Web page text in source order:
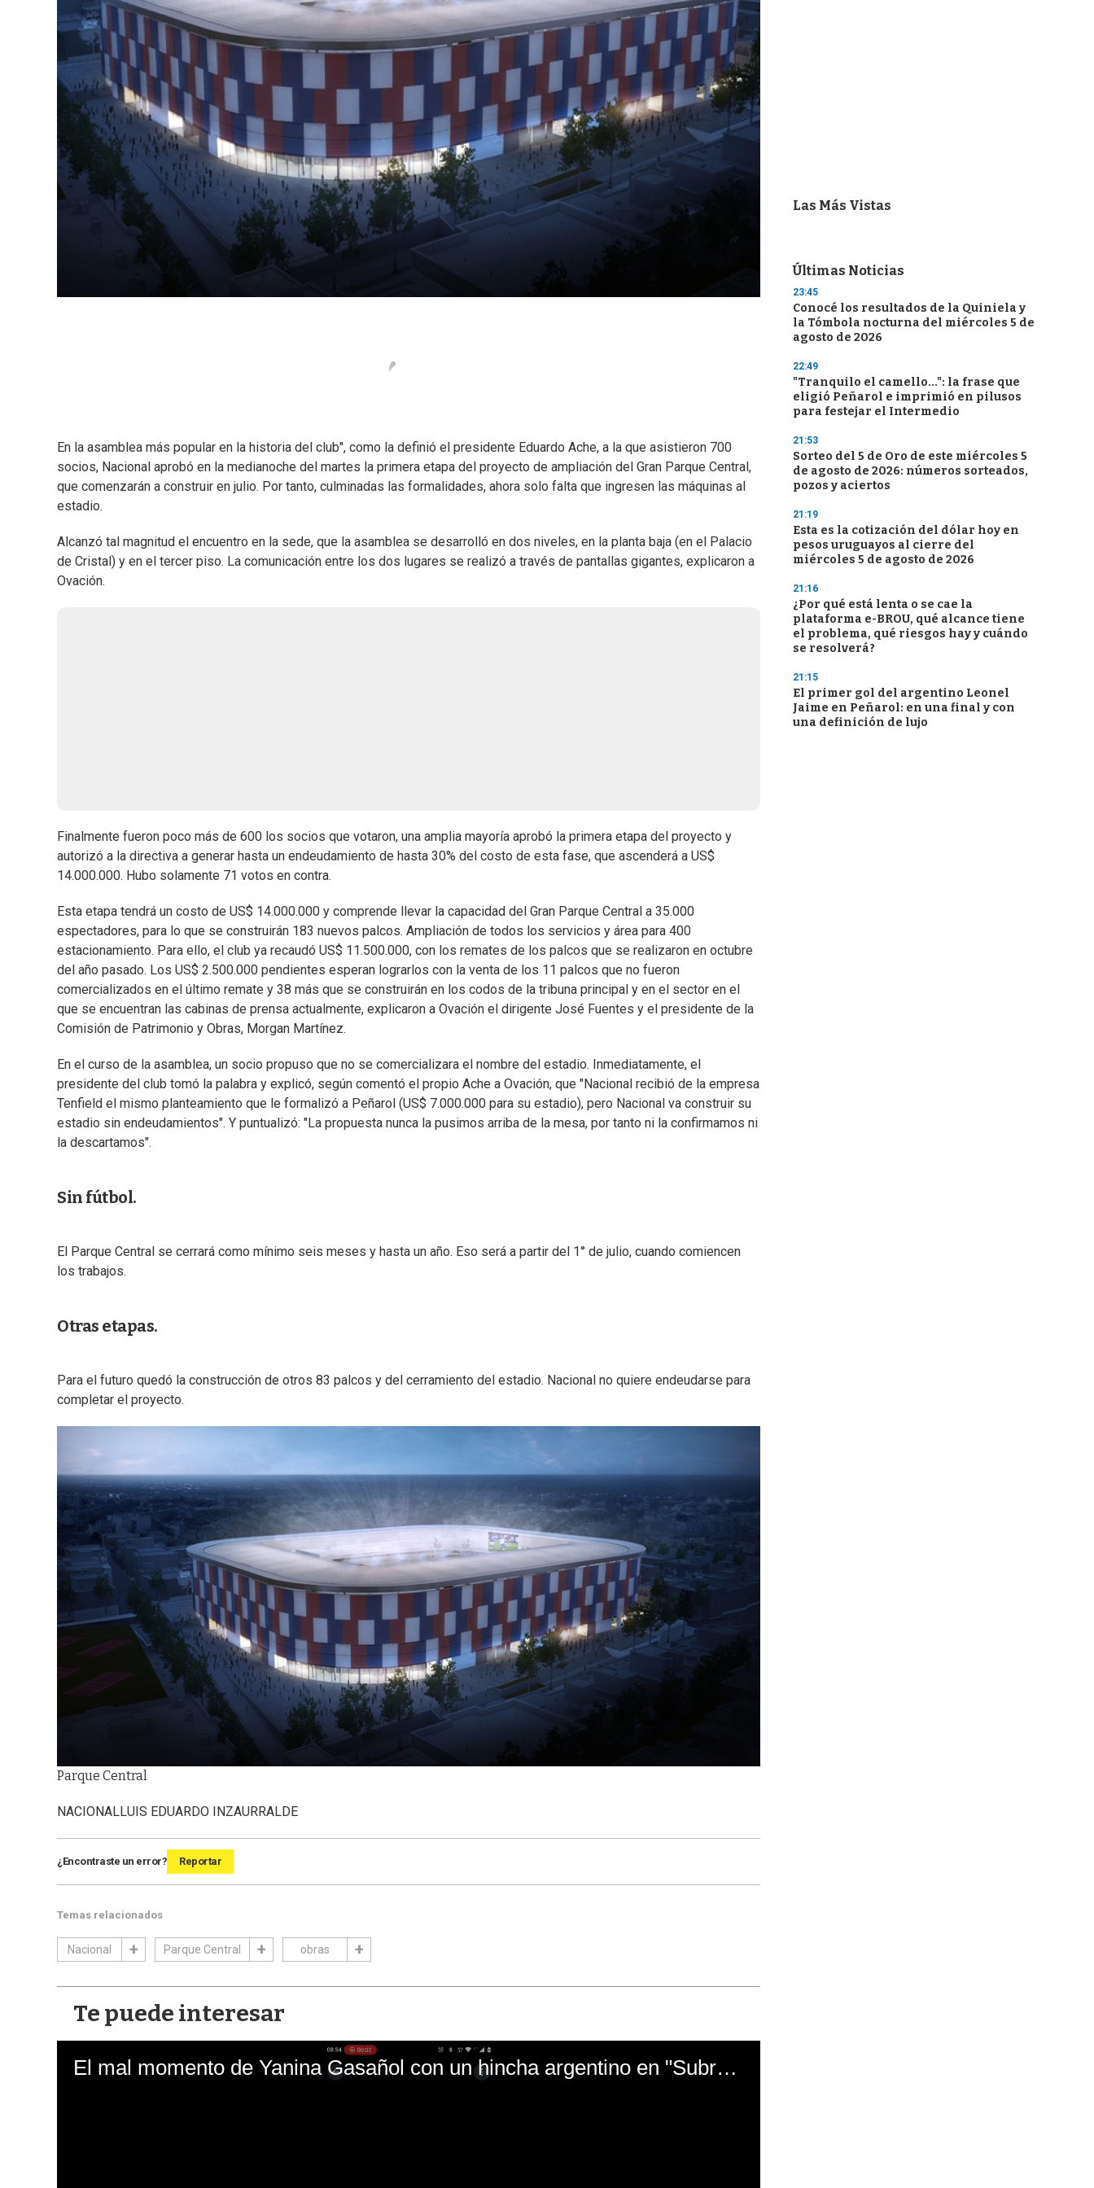
En la asamblea más popular en la historia del club", como la definió el presidente Eduardo Ache, a la que asistieron 700
socios, Nacional aprobó en la medianoche del martes la primera etapa del proyecto de ampliación del Gran Parque Central,
que comenzarán a construir en julio. Por tanto, culminadas las formalidades, ahora solo falta que ingresen las máquinas al
estadio.
Alcanzó tal magnitud el encuentro en la sede, que la asamblea se desarrolló en dos niveles, en la planta baja (en el Palacio
de Cristal) y en el tercer piso. La comunicación entre los dos lugares se realizó a través de pantallas gigantes, explicaron a
Ovación.
Finalmente fueron poco más de 600 los socios que votaron, una amplia mayoría aprobó la primera etapa del proyecto y
autorizó a la directiva a generar hasta un endeudamiento de hasta 30% del costo de esta fase, que ascenderá a US$
14.000.000. Hubo solamente 71 votos en contra.
Esta etapa tendrá un costo de US$ 14.000.000 y comprende llevar la capacidad del Gran Parque Central a 35.000
espectadores, para lo que se construirán 183 nuevos palcos. Ampliación de todos los servicios y área para 400
estacionamiento. Para ello, el club ya recaudó US$ 11.500.000, con los remates de los palcos que se realizaron en octubre
del año pasado. Los US$ 2.500.000 pendientes esperan lograrlos con la venta de los 11 palcos que no fueron
comercializados en el último remate y 38 más que se construirán en los codos de la tribuna principal y en el sector en el
que se encuentran las cabinas de prensa actualmente, explicaron a Ovación el dirigente José Fuentes y el presidente de la
Comisión de Patrimonio y Obras, Morgan Martínez.
En el curso de la asamblea, un socio propuso que no se comercializara el nombre del estadio. Inmediatamente, el
presidente del club tomó la palabra y explicó, según comentó el propio Ache a Ovación, que "Nacional recibió de la empresa
Tenfield el mismo planteamiento que le formalizó a Peñarol (US$ 7.000.000 para su estadio), pero Nacional va construir su
estadio sin endeudamientos". Y puntualizó: "La propuesta nunca la pusimos arriba de la mesa, por tanto ni la confirmamos ni
la descartamos".
Sin fútbol.
El Parque Central se cerrará como mínimo seis meses y hasta un año. Eso será a partir del 1° de julio, cuando comiencen
los trabajos.
Otras etapas.
Para el futuro quedó la construcción de otros 83 palcos y del cerramiento del estadio. Nacional no quiere endeudarse para
completar el proyecto.
Parque Central
NACIONALLUIS EDUARDO INZAURRALDE
¿Encontraste un error? Reportar
Temas relacionados
Nacional Parque Central obras
Te puede interesar
El mal momento de Yanina Gasañol con un hincha argentino en "Subrayado"
Las Más Vistas
Últimas Noticias
23:45
Conocé los resultados de la Quiniela y
la Tómbola nocturna del miércoles 5 de
agosto de 2026
22:49
"Tranquilo el camello...": la frase que
eligió Peñarol e imprimió en pilusos
para festejar el Intermedio
21:53
Sorteo del 5 de Oro de este miércoles 5
de agosto de 2026: números sorteados,
pozos y aciertos
21:19
Esta es la cotización del dólar hoy en
pesos uruguayos al cierre del
miércoles 5 de agosto de 2026
21:16
¿Por qué está lenta o se cae la
plataforma e-BROU, qué alcance tiene
el problema, qué riesgos hay y cuándo
se resolverá?
21:15
El primer gol del argentino Leonel
Jaime en Peñarol: en una final y con
una definición de lujo